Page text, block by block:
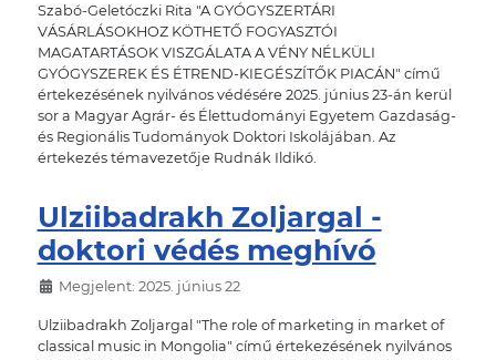
Szabó-Geletóczki Rita "A GYÓGYSZERTÁRI
VÁSÁRLÁSOKHOZ KÖTHETŐ FOGYASZTÓI
MAGATARTÁSOK VISZGÁLATA A VÉNY NÉLKÜLI
GYÓGYSZEREK ÉS ÉTREND-KIEGÉSZÍTŐK PIACÁN" című
értekezésének nyilvános védésére 2025. június 23-án kerül
sor a Magyar Agrár- és Élettudományi Egyetem Gazdaság-
és Regionális Tudományok Doktori Iskolájában. Az
értekezés témavezetője Rudnák Ildikó.
Ulziibadrakh Zoljargal -
doktori védés meghívó
Megjelent: 2025. június 22
Ulziibadrakh Zoljargal "The role of marketing in market of
classical music in Mongolia" című értekezésének nyilvános